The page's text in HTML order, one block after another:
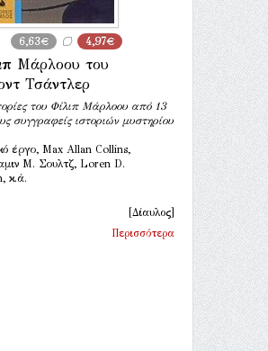
6,63€ 4,97€
Μάρλοου του
Τσάντλερ
του Φίλιπ Μάρλοου από 13
συγγραφείς ιστοριών μυστηρίου
έργο, Max Allan Collins,
Μ. Σουλτζ, Loren D.
κ.ά.
[Δίαυλος]
Περισσότερα